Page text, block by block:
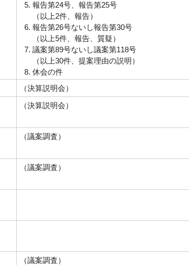
報告第24号、報告第25号
（以上2件、報告）
報告第26号ないし報告第30号
（以上5件、報告、質疑）
議案第89号ないし議案第118号
（以上30件、提案理由の説明）
休会の件
（決算説明会）
（決算説明会）
（議案調査）
（議案調査）
（議案調査）